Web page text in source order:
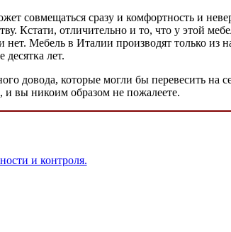
совмещаться сразу и комфортность и
Кстати, отличительно и то, что у этой
нет. Мебель в Италии производят только
лет.
довода, которые могли бы перевесить на
и вы никоим образом не пожалеете.
и контроля.